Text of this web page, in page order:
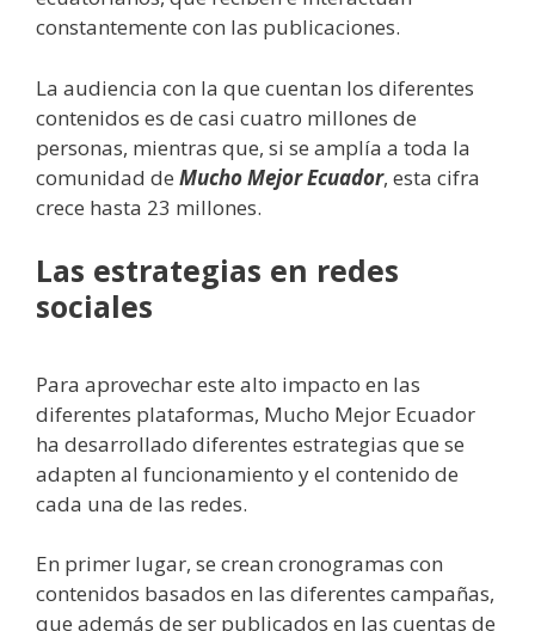
constantemente con las publicaciones.
La audiencia con la que cuentan los diferentes
contenidos es de casi cuatro millones de
personas, mientras que, si se amplía a toda la
comunidad de Mucho Mejor Ecuador, esta cifra
crece hasta 23 millones.
Las estrategias en redes
sociales
Para aprovechar este alto impacto en las
diferentes plataformas, Mucho Mejor Ecuador
ha desarrollado diferentes estrategias que se
adapten al funcionamiento y el contenido de
cada una de las redes.
En primer lugar, se crean cronogramas con
contenidos basados en las diferentes campañas,
que además de ser publicados en las cuentas de